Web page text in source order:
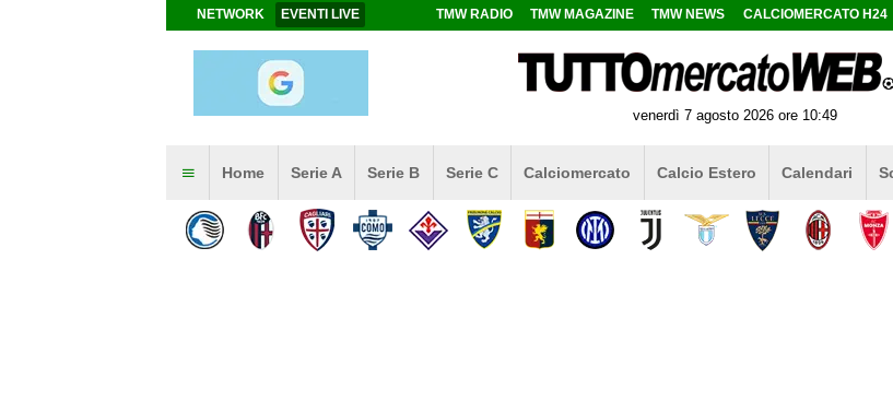
NETWORK EVENTI LIVE TMW RADIO TMW MAGAZINE TMW NEWS CALCIOMERCATO H24
venerdì 7 agosto 2026 ore 10:49
Home Serie A Serie B Serie C Calciomercato Calcio Estero Calendari